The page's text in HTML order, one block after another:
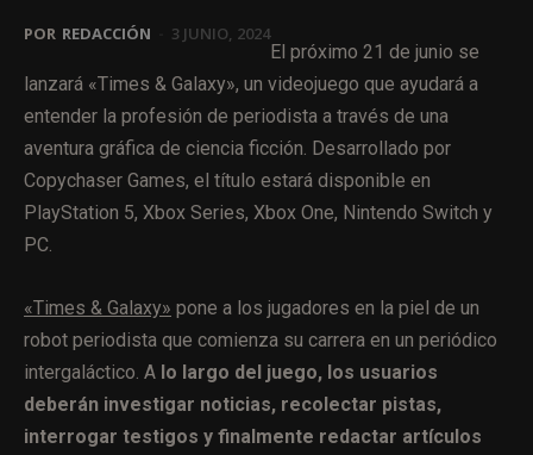
POR REDACCIÓN 3 JUNIO, 2024
El próximo 21 de junio se
lanzará «Times & Galaxy», un videojuego que ayudará a
entender la profesión de periodista a través de una
aventura gráfica de ciencia ficción. Desarrollado por
Copychaser Games, el título estará disponible en
PlayStation 5, Xbox Series, Xbox One, Nintendo Switch y
PC.
«Times & Galaxy» pone a los jugadores en la piel de un
robot periodista que comienza su carrera en un periódico
intergaláctico. A lo largo del juego, los usuarios
deberán investigar noticias, recolectar pistas,
interrogar testigos y finalmente redactar artículos